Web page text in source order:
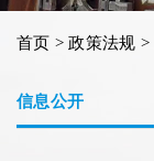
首页 > 政策法规 >
信息公开